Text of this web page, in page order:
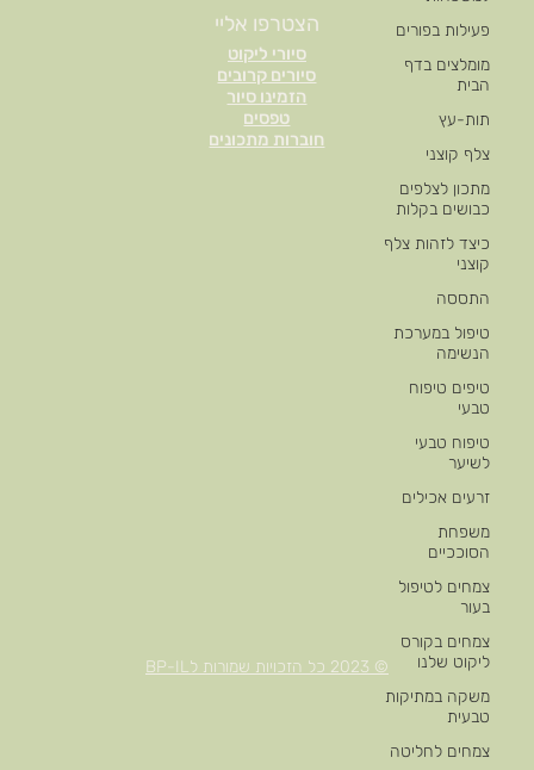
פעילות בפורים
מומלצים בדף
הבית
תות-עץ
צלף קוצני
מתכון לצלפים
כבושים בקלות
כיצד לזהות צלף
קוצני
התססה
טיפול במערכת
הנשימה
טיפים טיפוח
טבעי
טיפוח טבעי
לשיער
זרעים אכילים
משפחת
הסוככיים
צמחים לטיפול
בעור
צמחים בקורס
ליקוט שלנו
משקה במתיקות
טבעית
צמחים לחליטה
סיורי ליקוט
סיורים קרובים
הזמינו סיור
טפסים
חוברות מתכונים
הצטרפו אליי
© 2023 כל הזכויות שמורות לBP-IL